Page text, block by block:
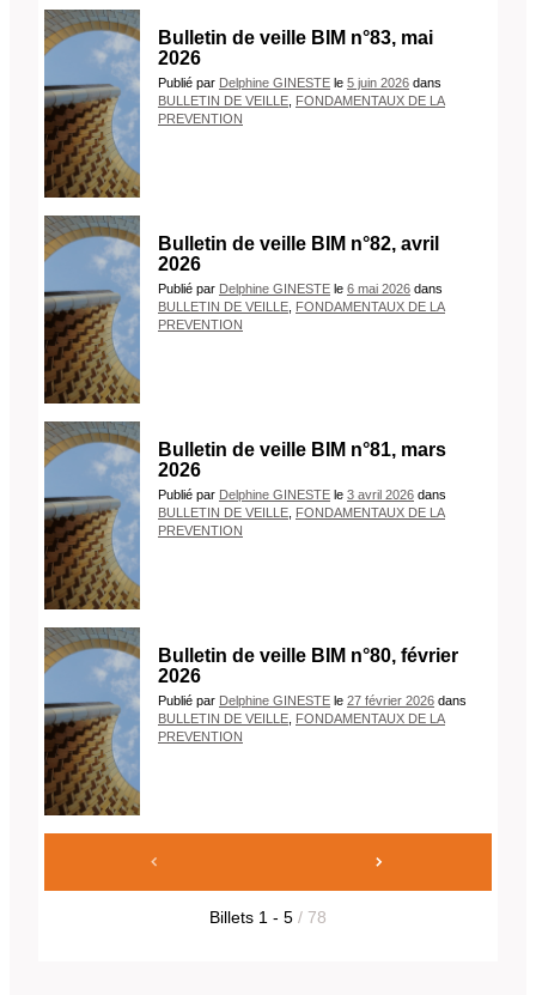
Bulletin de veille BIM n°83, mai
2026
Publié par Delphine GINESTE le 5 juin 2026 dans
BULLETIN DE VEILLE FONDAMENTAUX DE LA
PREVENTION
Bulletin de veille BIM n°82, avril
2026
Publié par Delphine GINESTE le 6 mai 2026 dans
BULLETIN DE VEILLE FONDAMENTAUX DE LA
PREVENTION
Bulletin de veille BIM n°81, mars
2026
Publié par Delphine GINESTE le 3 avril 2026 dans
BULLETIN DE VEILLE FONDAMENTAUX DE LA
PREVENTION
Bulletin de veille BIM n°80, février
2026
Publié par Delphine GINESTE le 27 février 2026 dans
BULLETIN DE VEILLE FONDAMENTAUX DE LA
PREVENTION
Billets 1 - 5 / 78